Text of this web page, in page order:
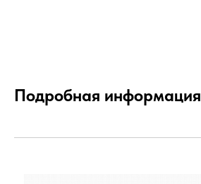
Подробная информация